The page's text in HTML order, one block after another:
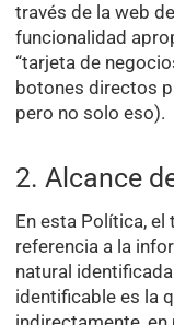
través de la web
funcionalidad
“tarjeta de
botones directos
pero no solo eso).
2. Alcance
En esta Política,
referencia a la
natural
identificable es la